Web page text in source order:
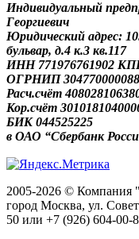
Индивидуальный
Георгиевич
Юридический адрес:
бульвар, д.4 к.3 кв.117
ИНН 771976761902
ОГРНИП
Расч.счёт
Кор.счёт
БИК 044525225
в ОАО “Сбербанк
2005-2026 ©
город Москва, ул.
50 или +7 (926) 604-00-